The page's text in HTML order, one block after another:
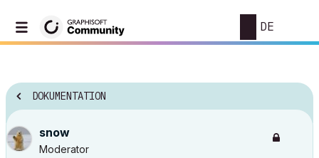
DE
DOKUMENTATION
snow
Moderator